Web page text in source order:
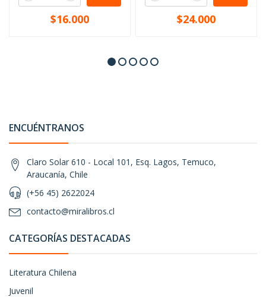
$16.000 $24.000
ENCUÉNTRANOS
Claro Solar 610 - Local 101, Esq. Lagos, Temuco,
Araucanía, Chile
(+56 45) 2622024
contacto@miralibros.cl
CATEGORÍAS DESTACADAS
Literatura Chilena
Juvenil